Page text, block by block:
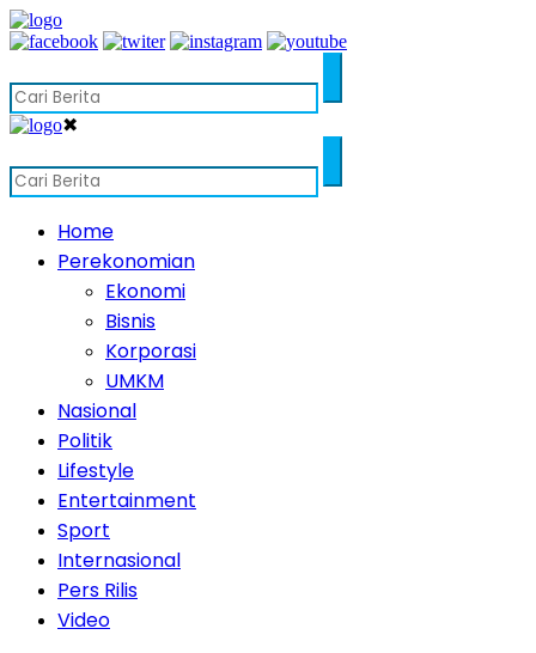
✖
Home
Perekonomian
Ekonomi
Bisnis
Korporasi
UMKM
Nasional
Politik
Lifestyle
Entertainment
Sport
Internasional
Pers Rilis
Video